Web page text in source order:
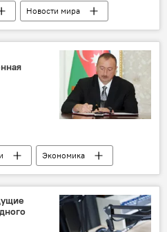
Новости мира
Экономика